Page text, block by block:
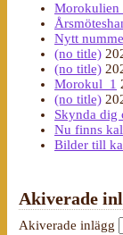
Morokulien
Nytt
(no title)
(no title)
Morokul_1
(no title)
Skynda dig
Nu finns
Bilder till
Akiverade
Akiverade inlägg